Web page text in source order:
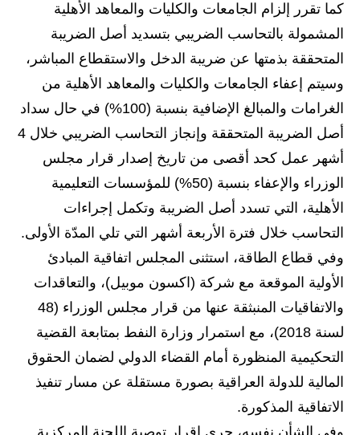
المرحلة الاعدادية
مواضيع انشاء
المرحلة الابتدائية
المرحلة المتوسطة
المرحلة الاعدادية
الجامعات
اخبار وقرارات وزارة التعليم
العالي
استمارة القبول المركزي
نتائج القبول المركزي
الطقس
كما تقرر إلزام الجامعات والكليات والمعاهد الأهلية
المشمولة بالتحاسب الضريبي بتسديد أصل الضريبة
المتحققة بذمتها عن ضريبة الدخل والاستقطاع المباشر،
وسيتم إعفاء الجامعات والكليات والمعاهد الأهلية من
الغرامات والمبالغ الإضافية بنسبة (100%) في حال سداد
أصل الضريبة المتحققة وإنجاز التحاسب الضريبي خلال 4
أشهر عمل كحد أقصى من تاريخ إصدار قرار مجلس
الوزراء والإعفاء بنسبة (50%) للمؤسسات التعليمية
الأهلية، التي تسدد أصل الضريبة وتكمل إجراءات
التحاسب خلال فترة الأربعة أشهر التي تلي المدّة الأولى.
وفي قطاع الطاقة، استثنى المجلس اتفاقية المبادئ
الأولية الموقعة مع شركة (اكسون موبيل)، والتعاقدات
والاتفاقيات المنبثقة عنها من قرار مجلس الوزراء (48
لسنة 2018)، مع استمرار وزارة النفط بمتابعة القضية
التحكيمية المنظورة أمام القضاء الدولي لضمان الحقوق
المالية للدولة العراقية بصورة مستقلة عن مسار تنفيذ
الاتفاقية المذكورة.